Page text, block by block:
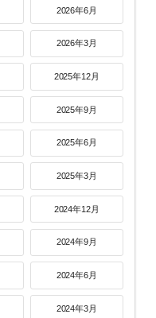
2026年6月
2026年3月
2025年12月
2025年9月
2025年6月
2025年3月
2024年12月
2024年9月
2024年6月
2024年3月